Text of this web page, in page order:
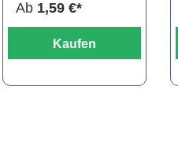
Ab 1,59 €*
Kaufen